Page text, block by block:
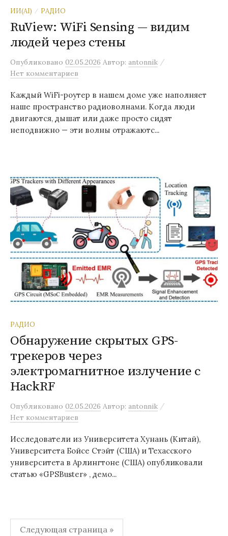
ИИ(AI) / РАДИО
RuView: WiFi Sensing — видим
людей через стены
Опубликовано 02.05.2026 Автор: antonnik /
Нет комментариев
Каждый WiFi-роутер в нашем доме уже наполняет
наше пространство радиоволнами. Когда люди
двигаются, дышат или даже просто сидят
неподвижно — эти волны отражаютс...
РАДИО
Обнаружение скрытых GPS-
трекеров через
электромагнитное излучение с
HackRF
Опубликовано 02.05.2026 Автор: antonnik /
Нет комментариев
Исследователи из Университета Хунань (Китай),
Университета Бойсе Стэйт (США) и Техасского
университета в Арлингтоне (США) опубликовали
статью «GPSBuster» , демо...
Пагинация
Следующая страница »